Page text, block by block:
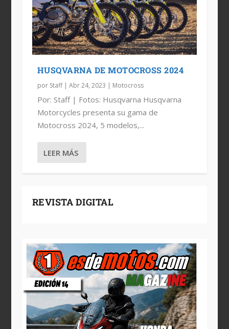
HUSQVARNA DE MOTOCROSS 2024
por Staff| Abr 24, 2023 | Motocross
Por: Staff | Fotos: Husqvarna Husqvarna
Motorcycles presenta su gama de
Motocross 2024, 5 modelos,...
LEER MÁS
REVISTA DIGITAL